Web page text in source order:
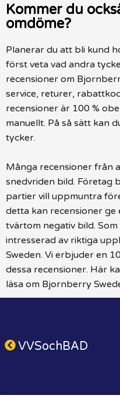
Kommer du
omdöme?
Planerar du att bli kund
först veta vad andra
recensioner om
service, returer,
recensioner är 100 %
manuellt. På så sätt kan
tycker.
Många recensioner från
snedvriden bild. Företag
partier vill uppmuntra
detta kan recensioner
tvärtom negativ bild.
intresserad av riktiga
Sweden. Vi erbjuder en
dessa recensioner. Här
läsa om Bjornberry
VVSochBAD